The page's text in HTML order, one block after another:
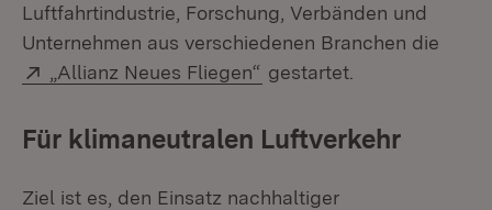
Luftfahrtindustrie, Forschung, Verbänden und
Unternehmen aus verschiedenen Branchen die
Extern:
„Allianz Neues Fliegen“ (Öffnet in neuem Fenster)
gestartet.
Für klimaneutralen Luftverkehr
Ziel ist es, den Einsatz nachhaltiger